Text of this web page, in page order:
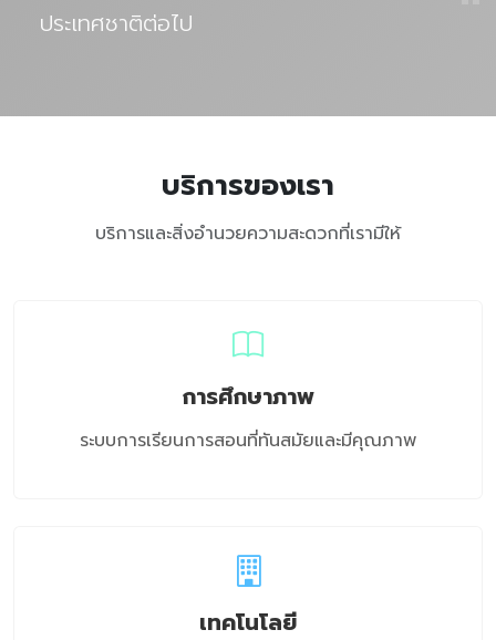
ประเทศชาติต่อไป
บริการของเรา
บริการและสิ่งอำนวยความสะดวกที่เรามีให้
การศึกษาภาพ
ระบบการเรียนการสอนที่ทันสมัยและมีคุณภาพ
เทคโนโลยี